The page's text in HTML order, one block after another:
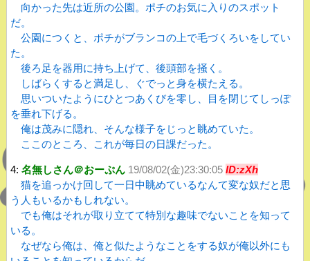
向かった先は近所の公園。ポチのお気に入りのスポット
だ。
公園につくと、ポチがブランコの上で毛づくろいをしてい
た。
後ろ足を器用に持ち上げて、後頭部を掻く。
しばらくすると満足し、ぐでっと身を横たえる。
思いついたようにひとつあくびを零し、目を閉じてしっぽ
を垂れ下げる。
俺は茂みに隠れ、そんな様子をじっと眺めていた。
ここのところ、これが毎日の日課だった。
4: 名無しさん＠おーぷん 19/08/02(金)23:30:05 ID:zXh
猫を追っかけ回して一日中眺めているなんて変な奴だと思
う人もいるかもしれない。
でも俺はそれが取り立てて特別な趣味でないことを知って
いる。
なぜなら俺は、俺と似たようなことをする奴が俺以外にも